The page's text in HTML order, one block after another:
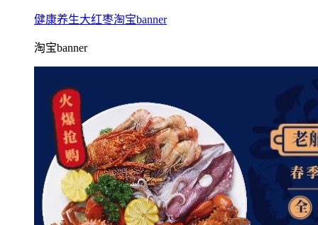
健康养生大红枣淘宝banner
淘宝banner